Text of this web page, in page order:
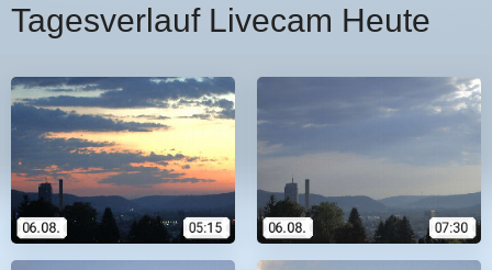
Tagesverlauf Livecam Heute